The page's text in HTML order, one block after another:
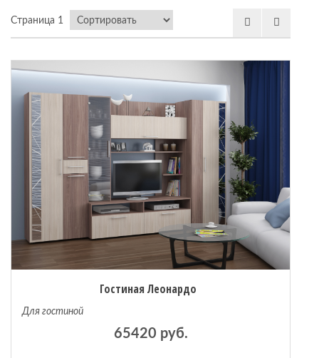
Страница 1
Гостиная Леонардо
Для гостиной
65420 руб.